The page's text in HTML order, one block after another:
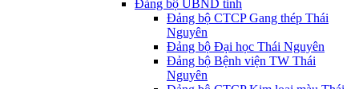
Đảng bộ UBND tỉnh
Đảng bộ CTCP Gang thép Thái
Nguyên
Đảng bộ Đại học Thái Nguyên
Đảng bộ Bệnh viện TW Thái
Nguyên